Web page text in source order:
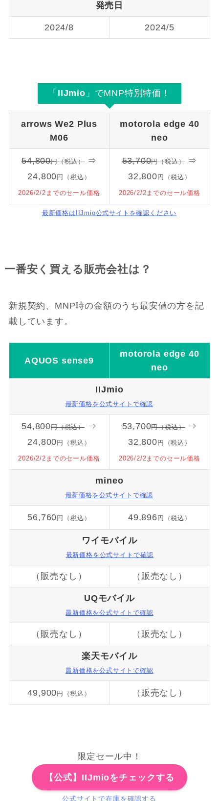
発売日
2024/8 2024/5
「 IIJmio 」でMNP特別特価！
arrows We2 Plus
M06
motorola edge 40
neo
54,800円（税込） ⇒
24,800 円（税込）
2026/2/2までのセール価格
53,700円（税込）⇒
32,800 円（税込）
2026/2/2までのセール価格
最新価格はIIJmio公式サイトを確認ください
一番安く買える販売会社は？
新規契約、MNP時の金額のうち最安値の方を記
載しています。
AQUOS sense9
motorola edge 40
neo
IIJmio
最新価格を公式サイトで確認
54,800円（税込） ⇒
24,800円（税込）
2026/2/2までのセール価格
53,700円（税込）⇒
32,800円（税込）
2026/2/2までのセール価格
mineo
最新価格を公式サイトで確認
56,760円（税込） 49,896円（税込）
ワイモバイル
最新価格を公式サイトで確認
（販売なし） （販売なし）
UQモバイル
最新価格を公式サイトで確認
（販売なし） （販売なし）
楽天モバイル
最新価格を公式サイトで確認
49,900円（税込） （販売なし）
限定セール中！
【公式】IIJmioをチェックする
公式サイトで在庫を確認する